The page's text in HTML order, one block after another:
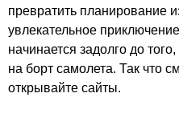
превратить планирование
увлекательное
начинается задолго до
на борт самолета. Так что
открывайте сайты.